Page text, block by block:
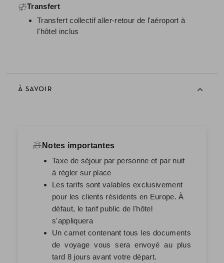
Transfert
Transfert collectif aller-retour de l'aéroport à
l'hôtel inclus
À SAVOIR
Notes importantes
Taxe de séjour par personne et par nuit
à régler sur place
Les tarifs sont valables exclusivement
pour les clients résidents en Europe. À
défaut, le tarif public de l'hôtel
s'appliquera
Un carnet contenant tous les documents
de voyage vous sera envoyé au plus
tard 8 jours avant votre départ.